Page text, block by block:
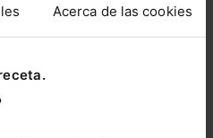
Acerca de las cookies
suscrito, no pierdas
tu acceso